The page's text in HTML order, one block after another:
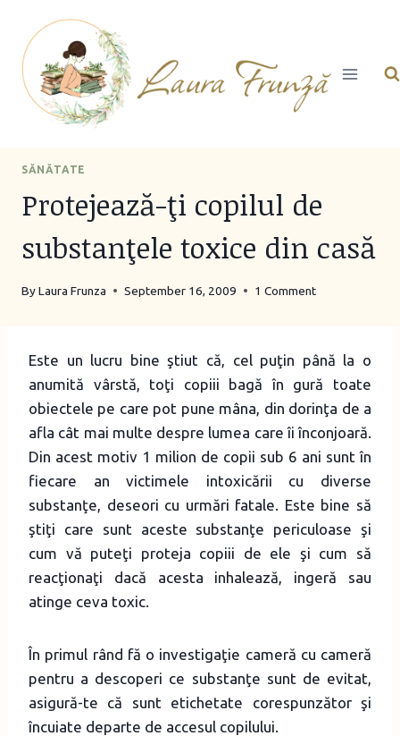
content
SĂNĂTATE
Protejează-ţi copilul de
substanţele toxice din casă
ByLaura Frunza September 16, 2009 1 Comment
Este un lucru bine ştiut că, cel puţin până la o
anumită vârstă, toţi copiii bagă în gură toate
obiectele pe care pot pune mâna, din dorinţa de a
afla cât mai multe despre lumea care îi înconjoară.
Din acest motiv 1 milion de copii sub 6 ani sunt în
fiecare an victimele intoxicării cu diverse
substanţe, deseori cu urmări fatale. Este bine să
ştiţi care sunt aceste substanţe periculoase şi
cum vă puteţi proteja copiii de ele şi cum să
reacţionaţi dacă acesta inhalează, ingeră sau
atinge ceva toxic.
În primul rând fă o investigaţie cameră cu cameră
pentru a descoperi ce substanţe sunt de evitat,
asigură-te că sunt etichetate corespunzător şi
încuiate departe de accesul copilului.